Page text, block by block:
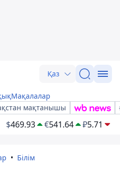
Қаз
Мақалалар
мақтанышы
$469.93 €541.64 ₽5.71
Білім